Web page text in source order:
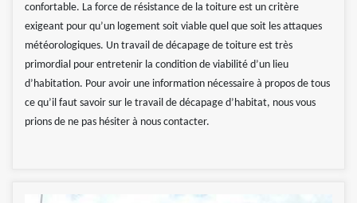
confortable. La force de résistance de la toiture est un critère
exigeant pour qu’un logement soit viable quel que soit les attaques
météorologiques. Un travail de décapage de toiture est très
primordial pour entretenir la condition de viabilité d’un lieu
d’habitation. Pour avoir une information nécessaire à propos de tous
ce qu’il faut savoir sur le travail de décapage d’habitat, nous vous
prions de ne pas hésiter à nous contacter.